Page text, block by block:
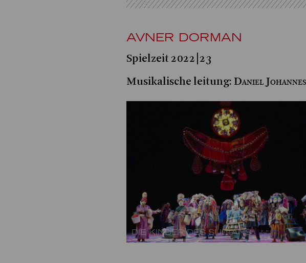
AVNER DORMAN
Spielzeit 2022|23
Musikalische leitung: Daniel Johannes
DIE KINDER DES SULTANS